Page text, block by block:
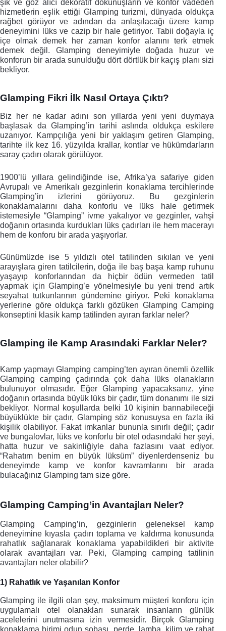
şık ve göz alıcı dekoratif dokunuşların ve konfor vadeden
hizmetlerin eşlik ettiği Glamping turizmi, dünyada oldukça
rağbet görüyor ve adından da anlaşılacağı üzere kamp
deneyimini lüks ve cazip bir hale getiriyor. Tabii doğayla iç
içe olmak demek her zaman konfor alanını terk etmek
demek değil. Glamping deneyimiyle doğada huzur ve
konforun bir arada sunulduğu dört dörtlük bir kaçış planı sizi
bekliyor.
Glamping Fikri İlk Nasıl Ortaya Çıktı?
Biz her ne kadar adını son yıllarda yeni yeni duymaya
başlasak da Glamping’in tarihi aslında oldukça eskilere
uzanıyor. Kampçılığa yeni bir yaklaşım getiren Glamping,
tarihte ilk kez 16. yüzyılda krallar, kontlar ve hükümdarların
saray çadırı olarak görülüyor.
1900’lü yıllara gelindiğinde ise, Afrika’ya safariye giden
Avrupalı ve Amerikalı gezginlerin konaklama tercihlerinde
Glamping’in izlerini görüyoruz. Bu gezginlerin
konaklamalarını daha konforlu ve lüks hale getirmek
istemesiyle “Glamping” ivme yakalıyor ve gezginler, vahşi
doğanın ortasında kurdukları lüks çadırları ile hem macerayı
hem de konforu bir arada yaşıyorlar.
Günümüzde ise 5 yıldızlı otel tatilinden sıkılan ve yeni
arayışlara giren tatilcilerin, doğa ile baş başa kamp ruhunu
yaşayıp konforlarından da hiçbir ödün vermeden tatil
yapmak için Glamping’e yönelmesiyle bu yeni trend artık
seyahat tutkunlarının gündemine giriyor. Peki konaklama
yerlerine göre oldukça farklı gözüken Glamping Camping
konseptini klasik kamp tatilinden ayıran farklar neler?
Glamping ile Kamp Arasındaki Farklar Neler?
Kamp yapmayı Glamping camping’ten ayıran önemli özellik
Glamping camping çadırında çok daha lüks olanakların
bulunuyor olmasıdır. Eğer Glamping yapacaksanız, yine
doğanın ortasında büyük lüks bir çadır, tüm donanımı ile sizi
bekliyor. Normal koşullarda belki 10 kişinin barınabileceği
büyüklükte bir çadır, Glamping söz konusuysa en fazla iki
kişilik olabiliyor. Fakat imkanlar bununla sınırlı değil; çadır
ve bungalovlar, lüks ve konforlu bir otel odasındaki her şeyi,
hatta huzur ve sakinliğiyle daha fazlasını vaat ediyor.
“Rahatım benim en büyük lüksüm” diyenlerdenseniz bu
deneyimde kamp ve konfor kavramlarını bir arada
bulacağınız Glamping tam size göre.
Glamping Camping’in Avantajları Neler?
Glamping Camping’in, gezginlerin geleneksel kamp
deneyimine kıyasla çadırı toplama ve kaldırma konusunda
rahatlık sağlanarak konaklama yapabildikleri bir aktivite
olarak avantajları var. Peki, Glamping camping tatilinin
avantajları neler olabilir?
1) Rahatlık ve Yaşanılan Konfor
Glamping ile ilgili olan şey, maksimum müşteri konforu için
uygulamalı otel olanakları sunarak insanların günlük
acelelerini unutmasına izin vermesidir. Birçok Glamping
konaklama birimi odun sobası, perde, lamba, kilim ve rahat